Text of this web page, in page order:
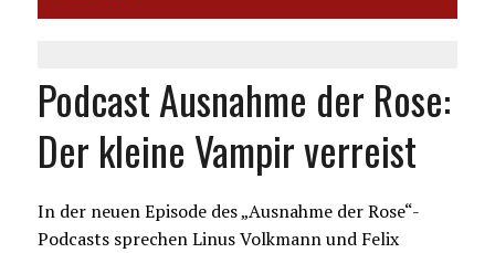
Podcast Ausnahme der Rose:
Der kleine Vampir verreist
In der neuen Episode des „Ausnahme der Rose“-
Podcasts sprechen Linus Volkmann und Felix